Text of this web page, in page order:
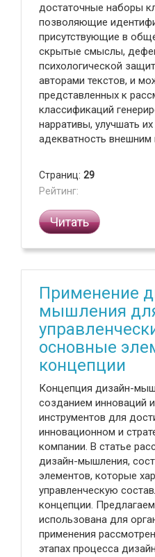
достаточные наборы
позволяющие
присутствующие в
скрытые смыслы,
психологической
авторами текстов, и
представленных к
классификаций
нарративы, улучшать
адекватность
Страниц: 29
Рейтинг:
Читать
Применение
мышления
основные
концепции
Концепция дизайн-
созданием инноваций
инструментов для
инновационном и
компании. В статье
дизайн-мышления,
элементов, которые
управленческую
концепции.
использована для
применения
этапах процесса